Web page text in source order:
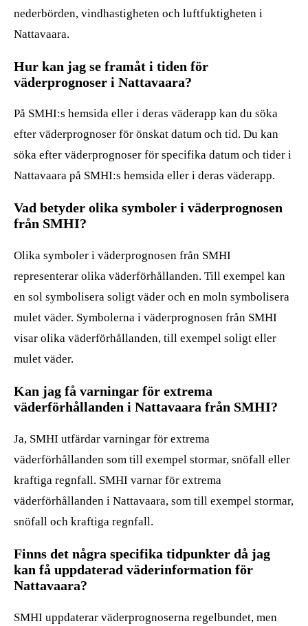
nederbörden, vindhastigheten och luftfuktigheten i
Nattavaara.
Hur kan jag se framåt i tiden för
väderprognoser i Nattavaara?
På SMHI:s hemsida eller i deras väderapp kan du söka
efter väderprognoser för önskat datum och tid. Du kan
söka efter väderprognoser för specifika datum och tider i
Nattavaara på SMHI:s hemsida eller i deras väderapp.
Vad betyder olika symboler i väderprognosen
från SMHI?
Olika symboler i väderprognosen från SMHI
representerar olika väderförhållanden. Till exempel kan
en sol symbolisera soligt väder och en moln symbolisera
mulet väder. Symbolerna i väderprognosen från SMHI
visar olika väderförhållanden, till exempel soligt eller
mulet väder.
Kan jag få varningar för extrema
väderförhållanden i Nattavaara från SMHI?
Ja, SMHI utfärdar varningar för extrema
väderförhållanden som till exempel stormar, snöfall eller
kraftiga regnfall. SMHI varnar för extrema
väderförhållanden i Nattavaara, som till exempel stormar,
snöfall och kraftiga regnfall.
Finns det några specifika tidpunkter då jag
kan få uppdaterad väderinformation för
Nattavaara?
SMHI uppdaterar väderprognoserna regelbundet, men